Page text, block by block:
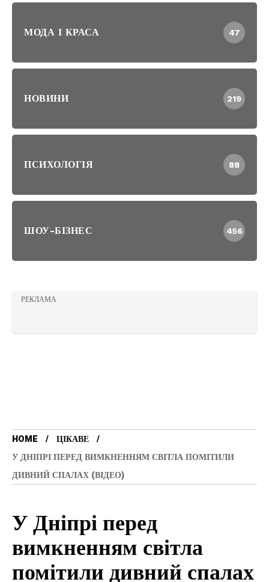
МОДА І КРАСА 47
НОВИНИ 219
ПСИХОЛОГІЯ 88
ШОУ-БІЗНЕС 456
РЕКЛАМА
HOME
ЦІКАВЕ
У ДНІПРІ ПЕРЕД ВИМКНЕННЯМ СВІТЛА ПОМІТИЛИ
ДИВНИЙ СПАЛАХ (ВІДЕО)
У Дніпрі перед
вимкненням світла
помітили дивний спалах